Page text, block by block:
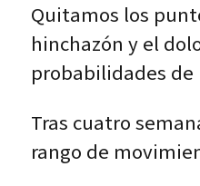
Quitamos los
hinchazón y el
probabilidades
Tras cuatro
rango de